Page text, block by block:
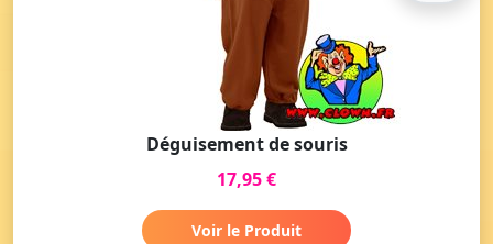
Déguisement de souris
17,95 €
Voir le Produit